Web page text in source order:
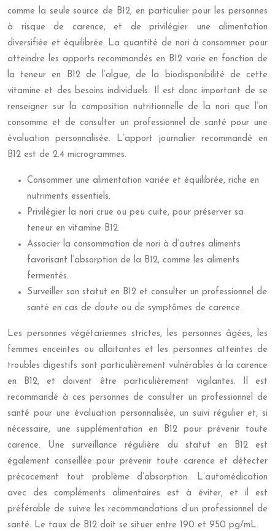
comme la seule source de B12, en particulier pour les personnes
à risque de carence, et de privilégier une alimentation
diversifiée et équilibrée. La quantité de nori à consommer pour
atteindre les apports recommandés en B12 varie en fonction de
la teneur en B12 de l’algue, de la biodisponibilité de cette
vitamine et des besoins individuels. Il est donc important de se
renseigner sur la composition nutritionnelle de la nori que l’on
consomme et de consulter un professionnel de santé pour une
évaluation personnalisée. L’apport journalier recommandé en
B12 est de 2.4 microgrammes.
Consommer une alimentation variée et équilibrée, riche en
nutriments essentiels.
Privilégier la nori crue ou peu cuite, pour préserver sa
teneur en vitamine B12.
Associer la consommation de nori à d’autres aliments
favorisant l’absorption de la B12, comme les aliments
fermentés.
Surveiller son statut en B12 et consulter un professionnel de
santé en cas de doute ou de symptômes de carence.
Les personnes végétariennes strictes, les personnes âgées, les
femmes enceintes ou allaitantes et les personnes atteintes de
troubles digestifs sont particulièrement vulnérables à la carence
en B12, et doivent être particulièrement vigilantes. Il est
recommandé à ces personnes de consulter un professionnel de
santé pour une évaluation personnalisée, un suivi régulier et, si
nécessaire, une supplémentation en B12 pour prévenir toute
carence. Une surveillance régulière du statut en B12 est
également conseillée pour prévenir toute carence et détecter
précocement tout problème d’absorption. L’automédication
avec des compléments alimentaires est à éviter, et il est
préférable de suivre les recommandations d’un professionnel de
santé. Le taux de B12 doit se situer entre 190 et 950 pg/mL.